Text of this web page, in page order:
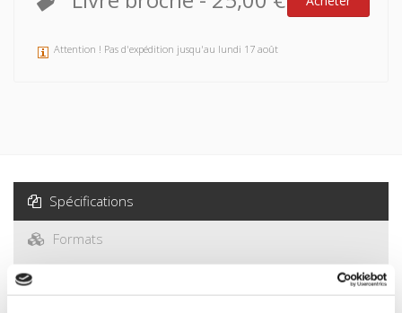
Attention ! Pas d'expédition jusqu'au lundi 17 août
Spécifications
Formats